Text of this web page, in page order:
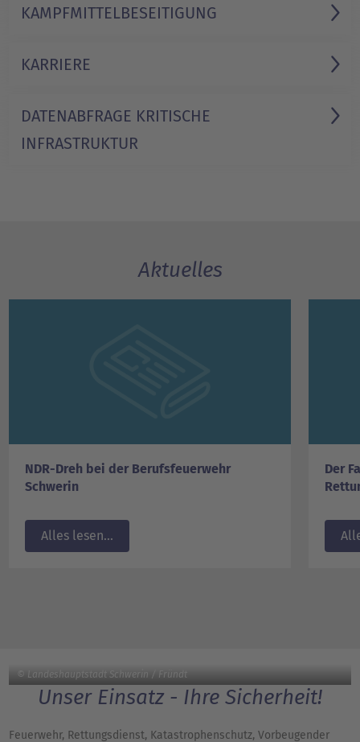
KAMPFMITTEL­BESEITIGUNG
KARRIERE
DATENABFRAGE KRITISCHE
INFRASTRUKTUR
Aktuelles
NDR-Dreh bei der Berufsfeuerwehr
Schwerin
Alles lesen...
Der
Unser Einsatz - Ihre Sicherheit!
© Landeshauptstadt Schwerin / Fründt
Feuerwehr, Rettungsdienst, Katastrophenschutz, Vorbeugender